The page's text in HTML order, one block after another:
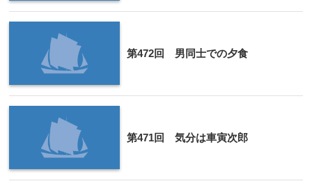
第472回 男同士での夕食
第471回 気分は車寅次郎